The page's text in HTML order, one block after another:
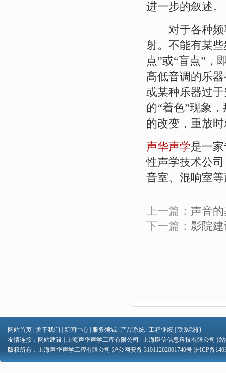
进一步的叙述。
对于各种频率
射。不能有某
点”或“盲点”，
高低音调的乐
或某种乐器过
的“着色”现象
的改变，重放
声华声学是一
性声学技术公
音室、混响室
上一篇： 声音
下一篇： 影院
网站首页 关于我们 新闻中心 服务领域 产品系统 工程业绩 联系我们
友情连接： 网站建设 上海声华声学工程有限公司 上海臣信信息科技有限公司
版权所有：上海声华声学工程有限公司 沪公网安备 31011202001740号 沪ICP备